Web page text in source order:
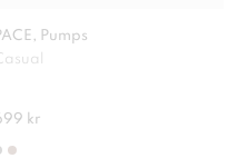
Pumps
kr